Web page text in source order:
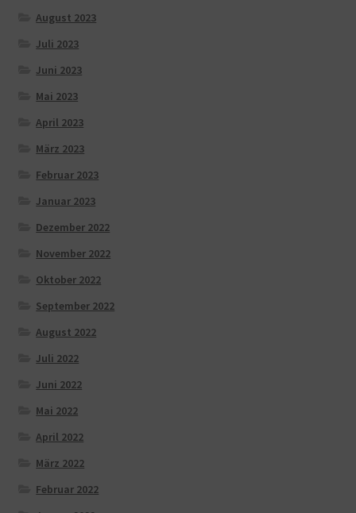
August 2023
Juli 2023
Juni 2023
Mai 2023
April 2023
März 2023
Februar 2023
Januar 2023
Dezember 2022
November 2022
Oktober 2022
September 2022
August 2022
Juli 2022
Juni 2022
Mai 2022
April 2022
März 2022
Februar 2022